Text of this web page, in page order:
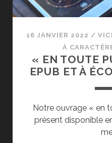
16 JANVIER 2022 /
À
« EN TOUTE
EPUB ET À
Notre ouvrage « en
présent disponible